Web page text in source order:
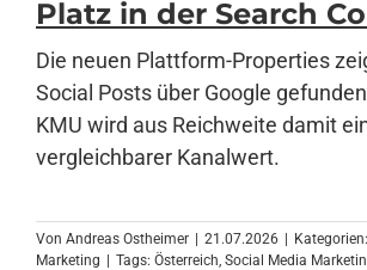
Anmelden
Platz in der Search
Die neuen Plattform-Properties
Social Posts über Google
KMU wird aus Reichweite damit
vergleichbarer Kanalwert.
Von Andreas Ostheimer 21.07.2026 Kategorien:
Marketing
Tags: Österreich, Social Media